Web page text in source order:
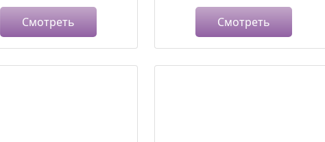
Смотреть Смотреть